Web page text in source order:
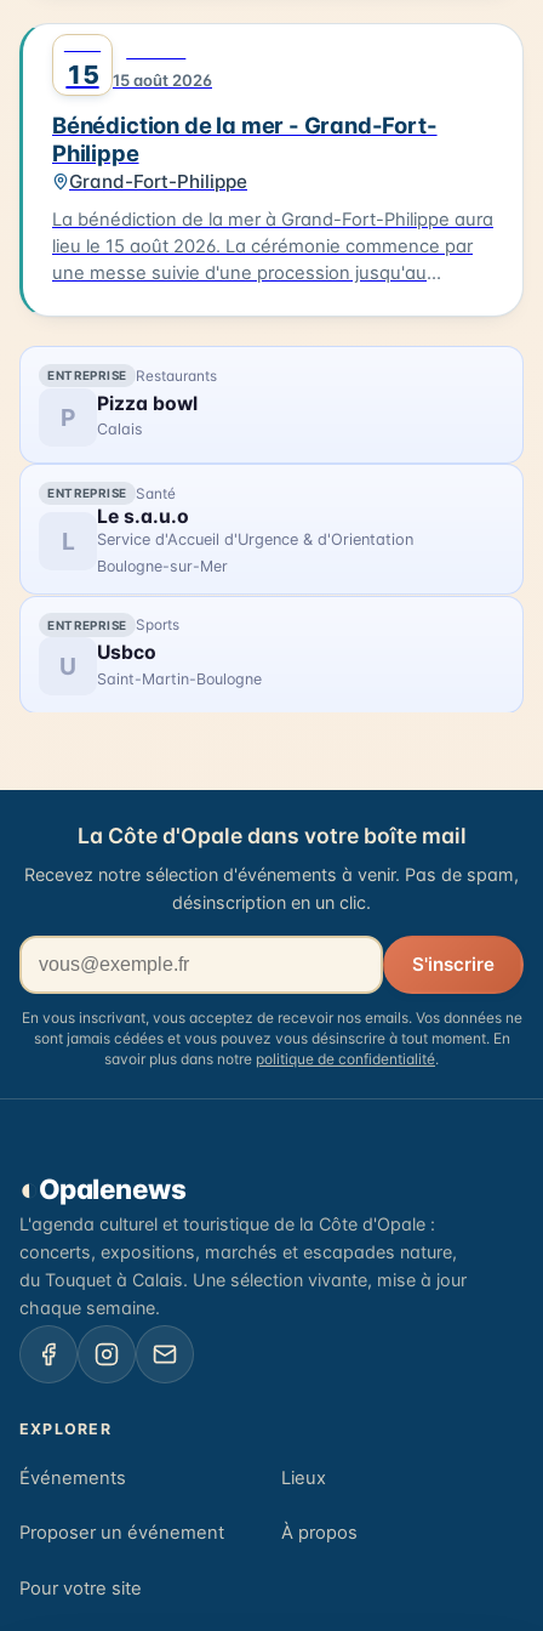
les habitants et les visiteurs de la Côte d'Opale. La
bénédiction de la mer est un événement culturel qui
célèbre la richesse maritime de la région.
15 15 août 2026
Bénédiction de la mer - Grand-Fort-
Philippe
Grand-Fort-Philippe
La bénédiction de la mer à Grand-Fort-Philippe aura
lieu le 15 août 2026. La cérémonie commence par
une messe suivie d'une procession jusqu'au
processionnels. La bénédiction est ensuite suivie
d'une procession des bateaux dans le chenal.
L'occasion est également prise pour ouvrir la
Maison de la Mer, permettant aux visiteurs de
découvrir ce lieu. La bénédiction de la mer est un
événement familial qui permet de célébrer la mer et
la communauté de Grand-Fort-Philippe.
ENTREPRISE Restaurants
P Pizza bowl
Calais
ENTREPRISE Santé
L
Le s.a.u.o
Service d'Accueil d'Urgence & d'Orientation
Boulogne-sur-Mer
ENTREPRISE Sports
U Usbco
Saint-Martin-Boulogne
La Côte d'Opale dans votre boîte mail
Recevez notre sélection d'événements à venir. Pas de spam,
désinscription en un clic.
Votre adresse email
S'inscrire
En vous inscrivant, vous acceptez de recevoir nos emails. Vos données ne
sont jamais cédées et vous pouvez vous désinscrire à tout moment. En
savoir plus dans notre politique de confidentialité.
◐ Opalenews
L'agenda culturel et touristique de la Côte d'Opale :
concerts, expositions, marchés et escapades nature,
du Touquet à Calais. Une sélection vivante, mise à jour
chaque semaine.
EXPLORER
Événements Lieux
Proposer un événement À propos
Pour votre site